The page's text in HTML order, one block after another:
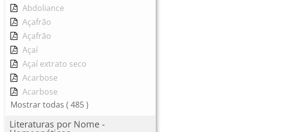
Abdoliance
Açafrão
Açafrão
Açaí
Açaí extrato seco
Acarbose
Acarbose
Mostrar todas ( 485 )
Literaturas por Nome -